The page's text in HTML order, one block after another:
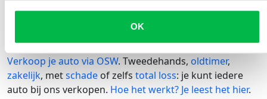
OK
Heeft je auto het begeven deze
Of durf je het niet nog een jaar met je oude barrel aan?
Verkoop je auto via OSW. Tweedehands, oldtimer,
zakelijk, metschadeof zelfs total loss: je kunt iedere
auto bij ons verkopen. Hoe het werkt? Je leest het hier.